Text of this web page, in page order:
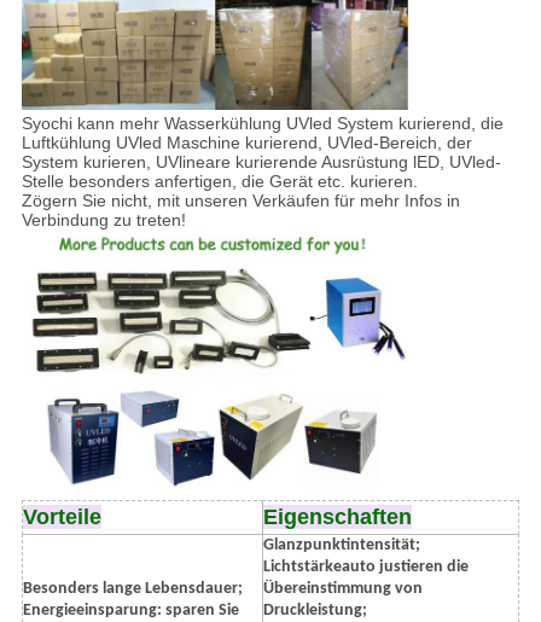
Syochi kann mehr Wasserkühlung UVled System kurierend, die
Luftkühlung UVled Maschine kurierend, UVled-Bereich, der
System kurieren, UVlineare kurierende Ausrüstung lED, UVled-
Stelle besonders anfertigen, die Gerät etc. kurieren.
Zögern Sie nicht, mit unseren Verkäufen für mehr Infos in
Verbindung zu treten!
Vorteile Eigenschaften
Besonders lange Lebensdauer;
Energieeinsparung: sparen Sie
Glanzpunktintensität;
Lichtstärkeauto justieren die
Übereinstimmung von
Druckleistung;